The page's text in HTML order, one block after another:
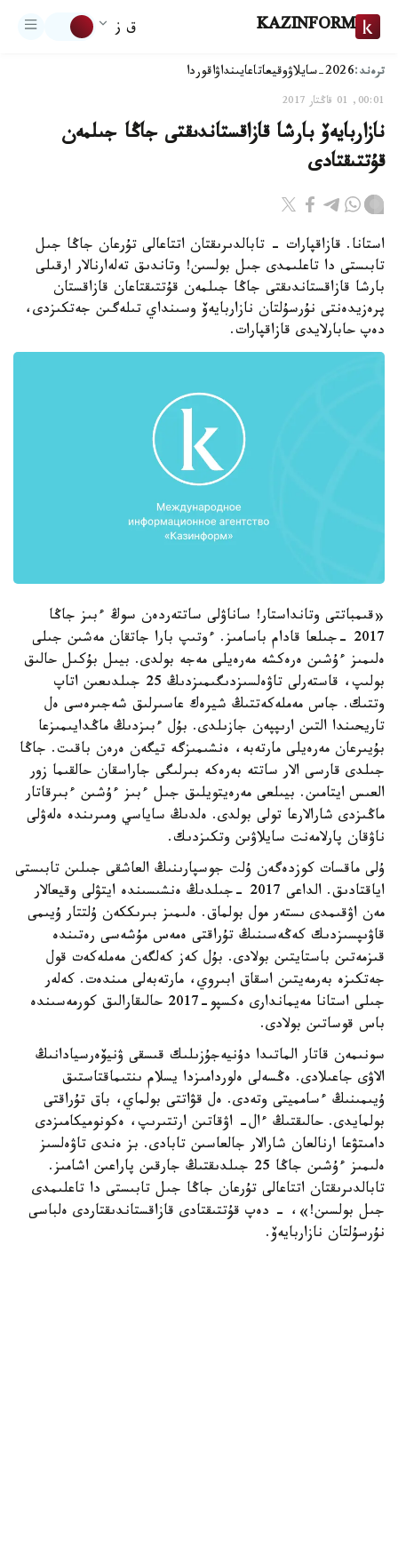
KAZINFORM ق ز
ترەند:2026-سايلاۋ وقيعاتاعايىنداۋاقوردا
00:01, 01 قاڭتار 2017
نازاربايەۆ بارشا قازاقستاندىقتى جاڭا جىلمەن
قۇتتىقتادى
استانا. قازاقپارات - تابالدىرىقتان اتتاعالى تۇرعان جاڭا جىل
تابىستى دا تاعلىمدى جىل بولسىن! وتاندىق تەلەارنالار ارقىلى
بارشا قازاقستاندىقتى جاڭا جىلمەن قۇتتىقتاعان قازاقستان
پرەزيدەنتى نۇرسۇلتان نازاربايەۆ وسىنداي تىلەگىن جەتكىزدى،
دەپ حابارلايدى قازاقپارات.
«قىمباتتى وتانداستار! ساناۋلى ساتتەردەن سوڭ ءبىز جاڭا
2017 -جىلعا قادام باسامىز. ءوتىپ بارا جاتقان مەشىن جىلى
ەلىمىز ءۇشىن ەرەكشە مەرەيلى مەجە بولدى. بيىل بۇكىل حالىق
بولىپ، قاستەرلى تاۋەلسىزدىگىمىزدىڭ 25 جىلدىعىن اتاپ
وتتىك. جاس مەملەكەتتىڭ شيرەك عاسىرلىق شەجىرەسى ەل
تاريحىندا التىن ارىپپەن جازىلدى. بۇل ءبىزدىڭ ماڭدايىمىزعا
بۇيىرعان مەرەيلى مارتەبە، ەنشىمىزگە تيگەن ەرەن باقىت. جاڭا
جىلدى قارسى الار ساتتە بەرەكە بىرلىگى جاراسقان حالقىما زور
العىس ايتامىن. بيىلعى مەرەيتويلىق جىل ءبىز ءۇشىن ءبىرقاتار
ماڭىزدى شارالارعا تولى بولدى. ەلدىڭ ساياسي ومىرىندە ەلەۋلى
ناۋقان پارلامەنت سايلاۋىن وتكىزدىك.
ۇلى ماقسات كوزدەگەن ۇلت جوسپارىنىڭ العاشقى جىلىن تابىستى
اياقتادىق. الداعى 2017 -جىلدىڭ ەنشىسىندە ايتۋلى وقيعالار
مەن اۋقىمدى ىستەر مول بولماق. ەلىمىز بىرىككەن ۇلتتار ۇيىمى
قاۋىپسىزدىك كەڭەسىنىڭ تۇراقتى ەمەس مۇشەسى رەتىندە
قىزمەتىن باستايتىن بولادى. بۇل كەز كەلگەن مەملەكەت قول
جەتكىزە بەرمەيتىن اسقاق ابىروي، مارتەبەلى مىندەت. كەلەر
جىلى استانا مەيماندارى ەكسپو-2017 حالىقارالىق كورمەسىندە
باس قوساتىن بولادى.
سونىمەن قاتار الماتىدا دۇنيەجۇزىلىك قىسقى ۋنيۆەرسيادانىڭ
الاۋى جاعىلادى. ەڭسەلى ەلوردامىزدا يسلام ىنتىماقتاستىق
ۇيىمىنىڭ ءسامميتى وتەدى. ەل قۋاتتى بولماي، باق تۇراقتى
بولمايدى. حالىقتىڭ ءال- اۋقاتىن ارتتىرىپ، ەكونوميكامىزدى
دامىتۋعا ارنالعان شارالار جالعاسىن تابادى. بز ەندى تاۋەلسىز
ەلىمىز ءۇشىن جاڭا 25 جىلدىقتىڭ جارقىن پاراعىن اشامىز.
تابالدىرىقتان اتتاعالى تۇرعان جاڭا جىل تابىستى دا تاعلىمدى
جىل بولسىن!»، - دەپ قۇتتىقتادى قازاقستاندىقتاردى ەلباسى
نۇرسۇلتان نازاربايەۆ.